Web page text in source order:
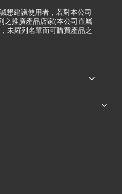
建議使用者，若對本公司
之推廣產品店家(本公司直屬
未羅列名單而可購買產品之